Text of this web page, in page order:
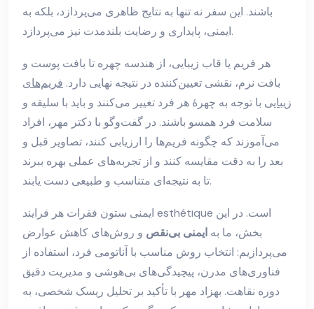
باشند. این سفر نه تنها به نتایج ظاهری می‌پردازد، بلکه به
ایمنی، پایداری و رضایت بلندمدت نیز می‌پردازد.
هر فریم یا قاب زیبایی، از هندسه چهره تا بافت پوست و
بافت نرم، نقشی تعیین‌کننده در نتیجه نهایی دارد. فریم‌های
زیبایی با توجه به چهرهٔ هر فرد تغییر می‌کنند و باید با سلیقه و
سلامت فرد همسو باشند. در گفت‌وگو با دکتر مهر، افراد
می‌آموزند که چگونه فریم‌ها را ارزیابی کنند، تصاویر قبل و
بعد را به دقت مقایسه کنند و از تجربه‌های عملی بهره ببرند
تا به نتیجه‌ای متناسب و طبیعی دست یابند.
ایمنی ستون فقرات هر فرایند esthétique است. در این
بخش، ما به ایمنی بی‌نقص و روش‌های کاهش عوارض
می‌پردازیم: انتخاب روش مناسب با آناتومی فرد، استفاده از
فناوری‌های مدرن، پیچیدگی‌های بی‌هوشی و مدیریت دقیق
دوره نقاهت. بهزاد مهر با تأکید بر تحلیل ریسک شخصی، به